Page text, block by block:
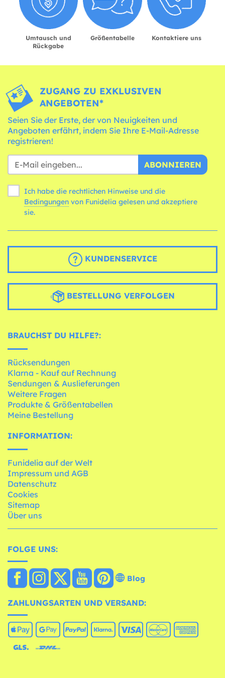
Umtausch und
Rückgabe
Größentabelle Kontaktiere uns
ZUGANG ZU EXKLUSIVEN
ANGEBOTEN*
Seien Sie der Erste, der von Neuigkeiten und
Angeboten erfährt, indem Sie Ihre E-Mail-Adresse
registrieren!
ABONNIEREN
Ich habe die rechtlichen Hinweise und die
Bedingungen
sie.
KUNDENSERVICE
BESTELLUNG VERFOLGEN
BRAUCHST DU HILFE?:
Rücksendungen
Klarna - Kauf auf Rechnung
Sendungen & Auslieferungen
Weitere Fragen
Produkte & Größentabellen
Meine Bestellung
INFORMATION:
Funidelia auf der Welt
Impressum und AGB
Datenschutz
Cookies
Sitemap
Über uns
FOLGE UNS:
Blog
ZAHLUNGSARTEN UND VERSAND: